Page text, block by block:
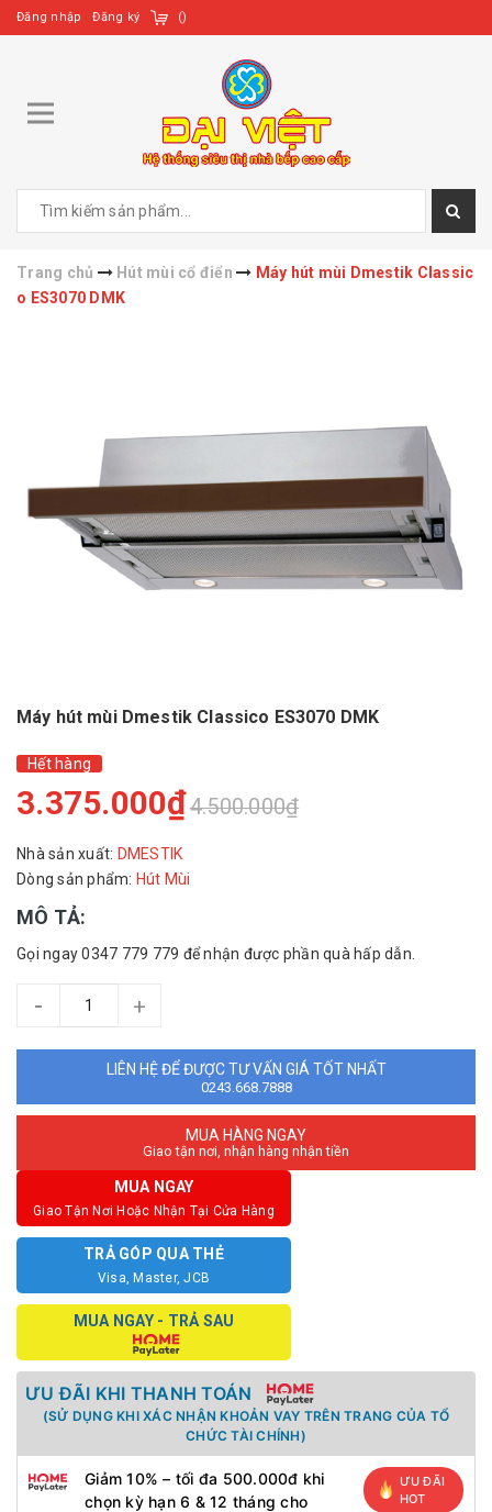
Đăng nhập Đăng ký ()
Trang chủ Hút mùi cổ điển
Máy hút mùi Dmestik Classic
o ES3070 DMK
Máy hút mùi Dmestik Classico ES3070 DMK
Hết hàng
3.375.000₫4.500.000₫
Nhà sản xuất: DMESTIK
Dòng sản phẩm: Hút Mùi
MÔ TẢ:
Gọi ngay 0347 779 779 để nhận được phần quà hấp dẫn.
- +
LIÊN HỆ ĐỂ ĐƯỢC TƯ VẤN GIÁ TỐT NHẤT
0243.668.7888
MUA HÀNG NGAY
Giao tận nơi, nhận hàng nhận tiền
MUA NGAY
Giao Tận Nơi Hoặc Nhận Tại Cửa Hàng
TRẢ GÓP QUA THẺ
Visa, Master, JCB
MUA NGAY - TRẢ SAU
ƯU ĐÃI KHI THANH TOÁN
(SỬ DỤNG KHI XÁC NHẬN KHOẢN VAY TRÊN TRANG CỦA TỔ
CHỨC TÀI CHÍNH)
Giảm 10% – tối đa 500.000đ khi
chọn kỳ hạn 6 & 12 tháng cho
ƯU ĐÃI
HOT